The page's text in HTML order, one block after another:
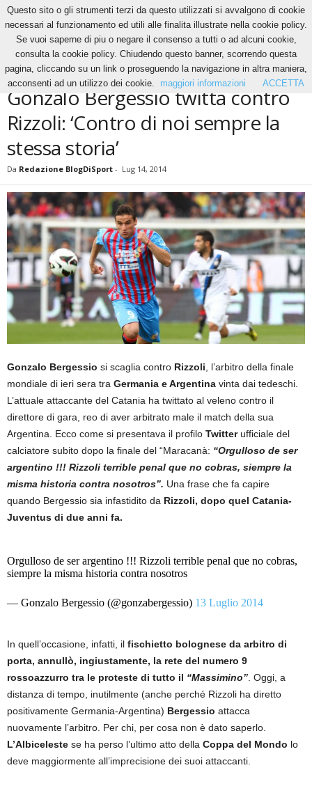
News
Gonzalo Bergessio twitta contro Rizzoli: ‘Contro di noi sempre la stessa
storia’
NEWS
Gonzalo Bergessio twitta contro
Rizzoli: ‘Contro di noi sempre la
stessa storia’
Da Redazione BlogDiSport - Lug 14, 2014
Gonzalo Bergessio si scaglia contro Rizzoli, l’arbitro della finale
mondiale di ieri sera tra Germania e Argentina vinta dai tedeschi.
L’attuale attaccante del Catania ha twittato al veleno contro il
direttore di gara, reo di aver arbitrato male il match della sua
Argentina. Ecco come si presentava il profilo Twitterufficiale del
calciatore subito dopo la finale del “Maracanà: “Orgulloso de ser
argentino !!! Rizzoli terrible penal que no cobras, siempre la
misma historia contra nosotros”. Una frase che fa capire
quando Bergessio sia infastidito da Rizzoli, dopo quel Catania-
Juventus di due anni fa.
Orgulloso de ser argentino !!! Rizzoli terrible penal que no cobras,
siempre la misma historia contra nosotros
— Gonzalo Bergessio (@gonzabergessio) 13 Luglio 2014
In quell’occasione, infatti, il fischietto bolognese da arbitro di
porta, annullò, ingiustamente, la rete del numero 9
rossoazzurro tra le proteste di tutto il “Massimino”. Oggi, a
distanza di tempo, inutilmente (anche perché Rizzoli ha diretto
positivamente Germania-Argentina) Bergessio attacca
nuovamente l’arbitro. Per chi, per cosa non è dato saperlo.
L’Albiceleste se ha perso l’ultimo atto della Coppa del Mondo lo
deve maggiormente all’imprecisione dei suoi attaccanti.
Questo sito o gli strumenti terzi da questo utilizzati si avvalgono di cookie
necessari al funzionamento ed utili alle finalita illustrate nella cookie policy.
Se vuoi saperne di piu o negare il consenso a tutti o ad alcuni cookie,
consulta la cookie policy. Chiudendo questo banner, scorrendo questa
pagina, cliccando su un link o proseguendo la navigazione in altra maniera,
acconsenti ad un utilizzo dei cookie.
maggiori informazioni ACCETTA